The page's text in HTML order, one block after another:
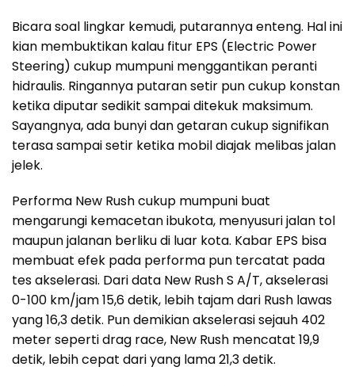
Bicara soal lingkar kemudi, putarannya enteng. Hal ini
kian membuktikan kalau fitur EPS (Electric Power
Steering) cukup mumpuni menggantikan peranti
hidraulis. Ringannya putaran setir pun cukup konstan
ketika diputar sedikit sampai ditekuk maksimum.
Sayangnya, ada bunyi dan getaran cukup signifikan
terasa sampai setir ketika mobil diajak melibas jalan
jelek.
Performa New Rush cukup mumpuni buat
mengarungi kemacetan ibukota, menyusuri jalan tol
maupun jalanan berliku di luar kota. Kabar EPS bisa
membuat efek pada performa pun tercatat pada
tes akselerasi. Dari data New Rush S A/T, akselerasi
0-100 km/jam 15,6 detik, lebih tajam dari Rush lawas
yang 16,3 detik. Pun demikian akselerasi sejauh 402
meter seperti drag race, New Rush mencatat 19,9
detik, lebih cepat dari yang lama 21,3 detik.